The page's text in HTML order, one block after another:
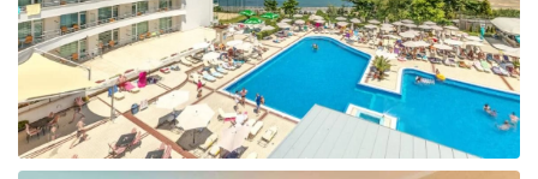
Taizeme
Turcija
Apvienotie Arābu Emirāti
Itālija